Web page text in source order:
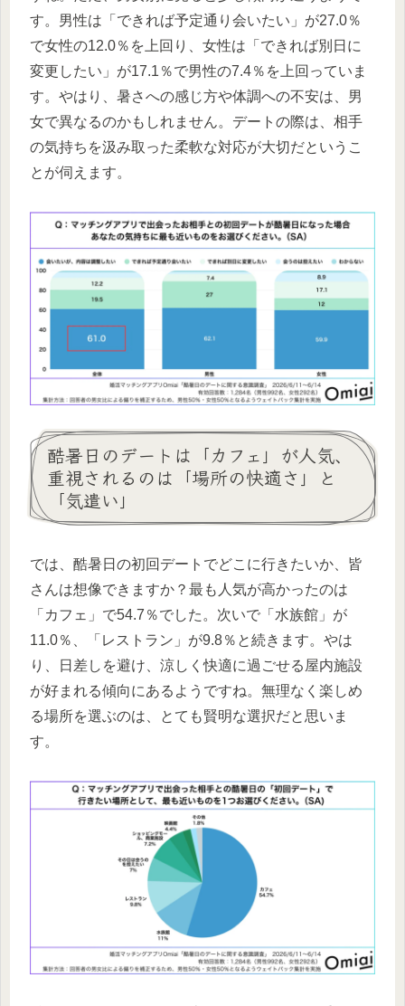
す。男性は「できれば予定通り会いたい」が27.0％
で女性の12.0％を上回り、女性は「できれば別日に
変更したい」が17.1％で男性の7.4％を上回っていま
す。やはり、暑さへの感じ方や体調への不安は、男
女で異なるのかもしれません。デートの際は、相手
の気持ちを汲み取った柔軟な対応が大切だというこ
とが伺えます。
酷暑日のデートは「カフェ」が人気、
重視されるのは「場所の快適さ」と
「気遣い」
では、酷暑日の初回デートでどこに行きたいか、皆
さんは想像できますか？最も人気が高かったのは
「カフェ」で54.7％でした。次いで「水族館」が
11.0％、「レストラン」が9.8％と続きます。やは
り、日差しを避け、涼しく快適に過ごせる屋内施設
が好まれる傾向にあるようですね。無理なく楽しめ
る場所を選ぶのは、とても賢明な選択だと思いま
す。